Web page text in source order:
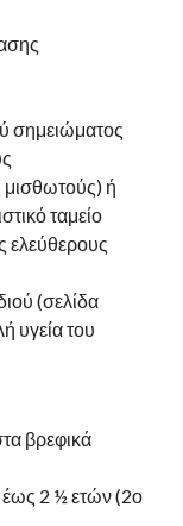
σημειώματος
ή
ταμείο
(σελίδα
υγεία του
βρεφικά
έως 2 ½ ετών (2ο